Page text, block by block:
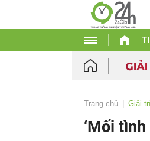
Trang chủ Giải
‘Mối